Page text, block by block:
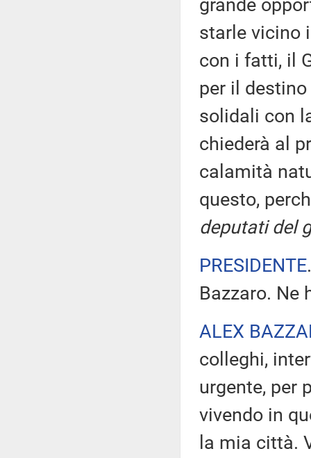
grande
starle vicino
con i fatti, il
per il
solidali con
chiederà al
calamità
questo,
deputati del
PRESIDENTE
Bazzaro. Ne
ALEX
colleghi,
urgente, per
vivendo in
la mia città.